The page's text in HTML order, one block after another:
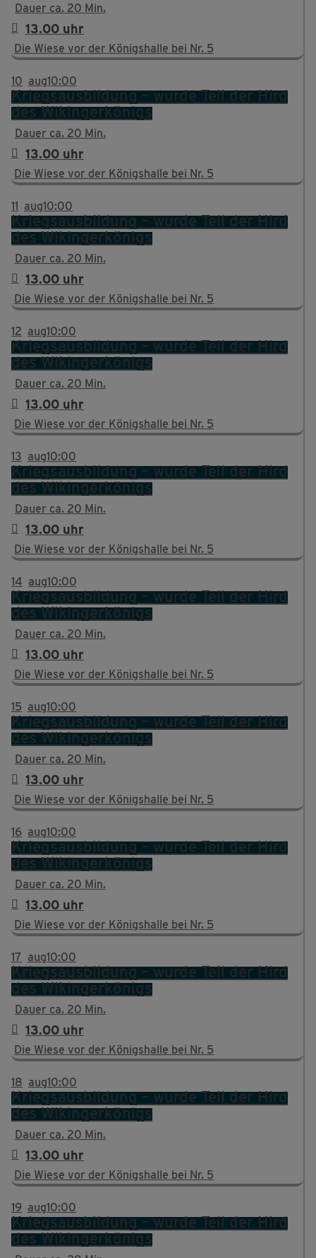
Dauer ca. 20 Min.
13.00 uhr
Die Wiese vor der Königshalle bei Nr. 5
10 aug10:00
Kriegsausbildung – wurde Teil der Hird
des Wikingerkönigs
Dauer ca. 20 Min.
13.00 uhr
Die Wiese vor der Königshalle bei Nr. 5
11 aug10:00
Kriegsausbildung – wurde Teil der Hird
des Wikingerkönigs
Dauer ca. 20 Min.
13.00 uhr
Die Wiese vor der Königshalle bei Nr. 5
12 aug10:00
Kriegsausbildung – wurde Teil der Hird
des Wikingerkönigs
Dauer ca. 20 Min.
13.00 uhr
Die Wiese vor der Königshalle bei Nr. 5
13 aug10:00
Kriegsausbildung – wurde Teil der Hird
des Wikingerkönigs
Dauer ca. 20 Min.
13.00 uhr
Die Wiese vor der Königshalle bei Nr. 5
14 aug10:00
Kriegsausbildung – wurde Teil der Hird
des Wikingerkönigs
Dauer ca. 20 Min.
13.00 uhr
Die Wiese vor der Königshalle bei Nr. 5
15 aug10:00
Kriegsausbildung – wurde Teil der Hird
des Wikingerkönigs
Dauer ca. 20 Min.
13.00 uhr
Die Wiese vor der Königshalle bei Nr. 5
16 aug10:00
Kriegsausbildung – wurde Teil der Hird
des Wikingerkönigs
Dauer ca. 20 Min.
13.00 uhr
Die Wiese vor der Königshalle bei Nr. 5
17 aug10:00
Kriegsausbildung – wurde Teil der Hird
des Wikingerkönigs
Dauer ca. 20 Min.
13.00 uhr
Die Wiese vor der Königshalle bei Nr. 5
18 aug10:00
Kriegsausbildung – wurde Teil der Hird
des Wikingerkönigs
Dauer ca. 20 Min.
13.00 uhr
Die Wiese vor der Königshalle bei Nr. 5
19 aug10:00
Kriegsausbildung – wurde Teil der Hird
des Wikingerkönigs